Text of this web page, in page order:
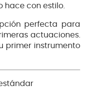
hace con estilo.
perfecta para
actuaciones.
primer instrumento